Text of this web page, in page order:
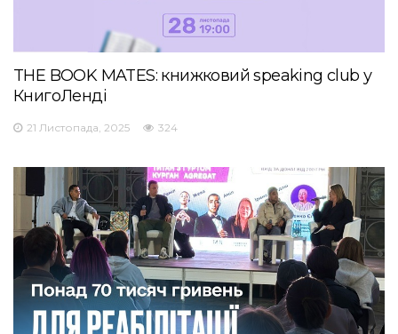
THE BOOK MATES: книжковий speaking club у
КнигоЛенді
21 Листопада, 2025 324